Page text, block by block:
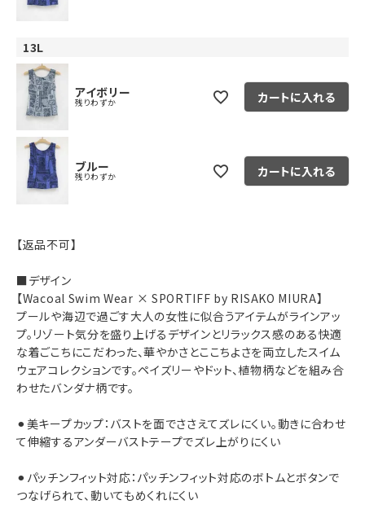
13L
アイボリー
残りわずか カートに入れる
ブルー
残りわずか カートに入れる
【返品不可】
■デザイン
【Wacoal Swim Wear × SPORTIFF by RISAKO MIURA】
プールや海辺で過ごす大人の女性に似合うアイテムがラインアッ
プ。リゾート気分を盛り上げるデザインとリラックス感のある快適
な着ごこちにこだわった、華やかさとここちよさを両立したスイム
ウェアコレクションです。ペイズリーやドット、植物柄などを組み合
わせたバンダナ柄です。
⚫︎美キープカップ：バストを面でささえてズレにくい。動きに合わせ
て伸縮するアンダーバストテープでズレ上がりにくい
⚫︎パッチンフィット対応：パッチンフィット対応のボトムとボタンで
つなげられて、動いてもめくれにくい